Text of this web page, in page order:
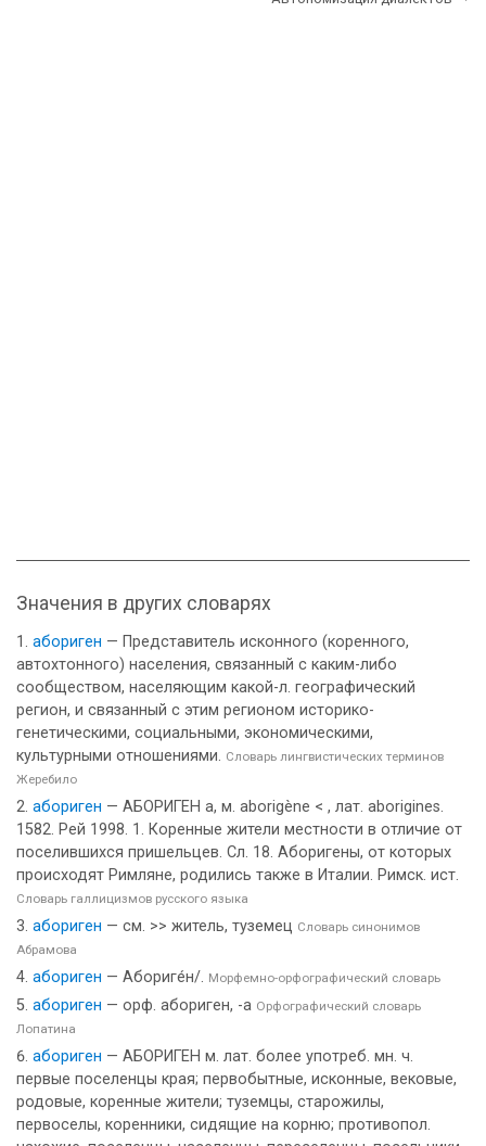
Значения в других словарях
абориген — Представитель исконного (коренного,
автохтонного) населения, связанный с каким-либо
сообществом, населяющим какой-л. географический
регион, и связанный с этим регионом историко-
генетическими, социальными, экономическими,
культурными отношениями. Словарь лингвистических терминов
Жеребило
абориген — АБОРИГЕН а, м. aborigène < , лат. aborigines.
1582. Рей 1998. 1. Коренные жители местности в отличие от
поселившихся пришельцев. Сл. 18. Аборигены, от которых
происходят Римляне, родились также в Италии. Римск. ист.
Словарь галлицизмов русского языка
абориген — см. >> житель, туземец Словарь синонимов
Абрамова
абориген — Абориге́н/. Морфемно-орфографический словарь
абориген — орф. абориген, -а Орфографический словарь
Лопатина
абориген — АБОРИГЕН м. лат. более употреб. мн. ч.
первые поселенцы края; первобытные, исконные, вековые,
родовые, коренные жители; туземцы, старожилы,
первоселы, коренники, сидящие на корню; противопол.